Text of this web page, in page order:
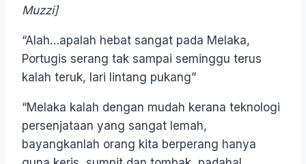
Muzzi]
“Alah…apalah hebat sangat pada Melaka,
Portugis serang tak sampai seminggu terus
kalah teruk, lari lintang pukang”
“Melaka kalah dengan mudah kerana teknologi
persenjataan yang sangat lemah,
bayangkanlah orang kita berperang hanya